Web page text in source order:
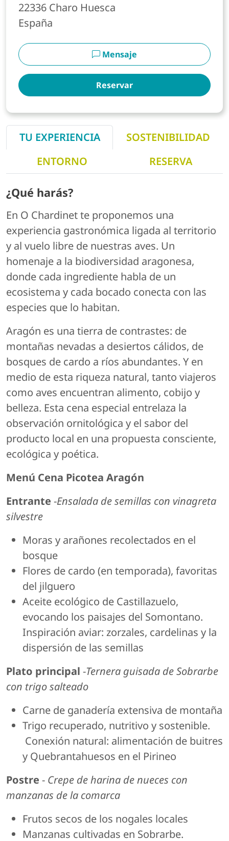
22336 Charo Huesca
España
Mensaje
Reservar
TU EXPERIENCIA
SOSTENIBILIDAD
ENTORNO
RESERVA
¿Qué harás?
En O Chardinet te proponemos una
experiencia gastronómica ligada al territorio
y al vuelo libre de nuestras aves. Un
homenaje a la biodiversidad aragonesa,
donde cada ingrediente habla de un
ecosistema y cada bocado conecta con las
especies que lo habitan.
Aragón es una tierra de contrastes: de
montañas nevadas a desiertos cálidos, de
bosques de cardo a ríos abundantes. Y en
medio de esta riqueza natural, tanto viajeros
como aves encuentran alimento, cobijo y
belleza. Esta cena especial entrelaza la
observación ornitológica y el sabor del
producto local en una propuesta consciente,
ecológica y poética.
Menú Cena Picotea Aragón
Entrante -Ensalada de semillas con vinagreta
silvestre
Moras y arañones recolectados en el
bosque
Flores de cardo (en temporada), favoritas
del jilguero
Aceite ecológico de Castillazuelo,
evocando los paisajes del Somontano.
Inspiración aviar: zorzales, cardelinas y la
dispersión de las semillas
Plato principal -Ternera guisada de Sobrarbe
con trigo salteado
Carne de ganadería extensiva de montaña
Trigo recuperado, nutritivo y sostenible.
Conexión natural: alimentación de buitres
y Quebrantahuesos en el Pirineo
Postre - Crepe de harina de nueces con
manzanas de la comarca
Frutos secos de los nogales locales
Manzanas cultivadas en Sobrarbe.